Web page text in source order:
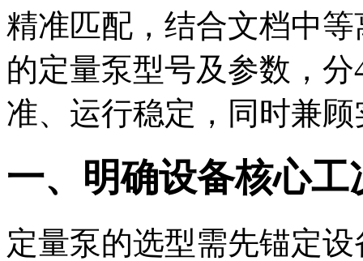
精准匹配，结合文档中
的定量泵型号及参数，
准、运行稳定，同时兼
一、明确设备核心
定量泵的选型需先锚定